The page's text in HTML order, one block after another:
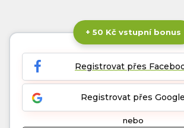
+ 50 Kč vstupní bonus
Registrovat přes
Registrovat přes Google
nebo